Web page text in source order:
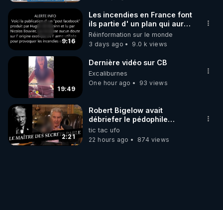
9:16
Les incendies en France font
ils partie d' un plan qui aurait
débuté le 11 septembre 2001
?
Réinformation sur le monde
3 days ago
9.0 k views
19:49
Dernière vidéo sur CB
Excaliburnes
One hour ago
93 views
2:21
Robert Bigelow avait
débriefer le pédophile
génocidaire de donald j
trump
tic tac ufo
22 hours ago
874 views